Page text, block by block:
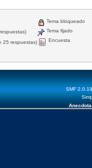
25 respuestas)
Tema bloqueado
Tema fijado
Encuesta
SMF 2.0.19
Anecdota